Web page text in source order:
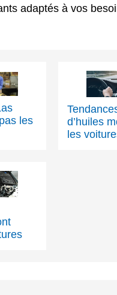
adaptés à vos
les
d’huiles
les